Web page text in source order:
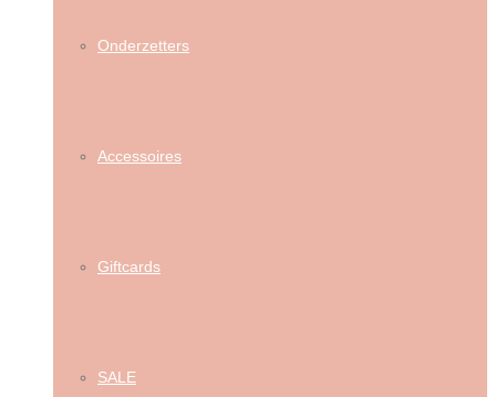
Onderzetters
Accessoires
Giftcards
SALE